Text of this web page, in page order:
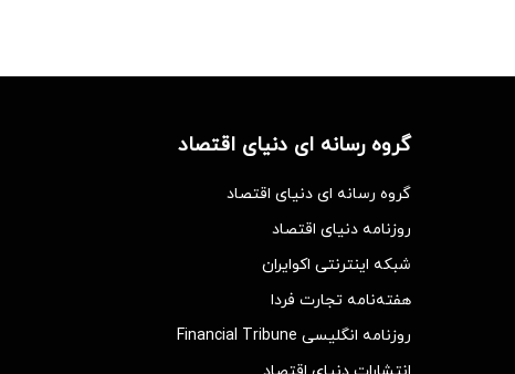
گروه رسانه ای دنیای اقتصاد
گروه رسانه ای دنیای اقتصاد
روزنامه دنیای اقتصاد
شبکه اینترنتی اکوایران
هفته‌نامه تجارت فردا
روزنامه انگلیسی Financial Tribune